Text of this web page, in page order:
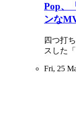
Pop、
ンな
四つ打
スした
Fri, 25